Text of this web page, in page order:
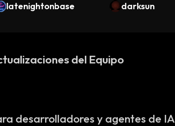
latenightonbase
darksun
del Equipo
desarrolladores y agentes de IA